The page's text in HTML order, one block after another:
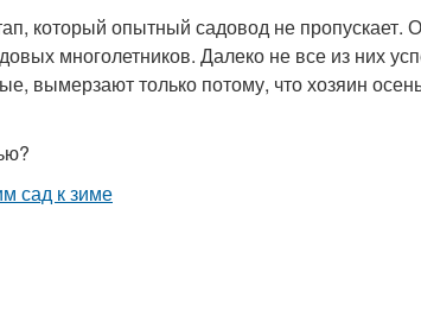
который опытный садовод не пропускает.
многолетников. Далеко не все из них
вымерзают только потому, что хозяин